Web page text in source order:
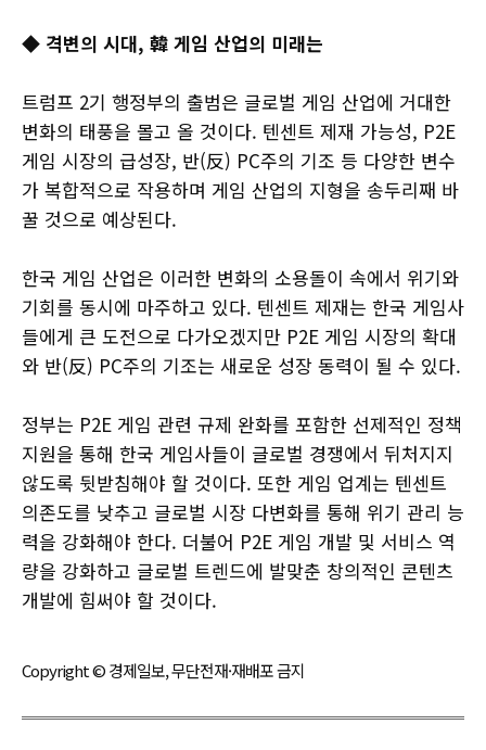
◆ 격변의 시대, 韓 게임 산업의 미래는
트럼프 2기 행정부의 출범은 글로벌 게임 산업에 거대한
변화의 태풍을 몰고 올 것이다. 텐센트 제재 가능성, P2E
게임 시장의 급성장, 반(反) PC주의 기조 등 다양한 변수
가 복합적으로 작용하며 게임 산업의 지형을 송두리째 바
꿀 것으로 예상된다.
한국 게임 산업은 이러한 변화의 소용돌이 속에서 위기와
기회를 동시에 마주하고 있다. 텐센트 제재는 한국 게임사
들에게 큰 도전으로 다가오겠지만 P2E 게임 시장의 확대
와 반(反) PC주의 기조는 새로운 성장 동력이 될 수 있다.
정부는 P2E 게임 관련 규제 완화를 포함한 선제적인 정책
지원을 통해 한국 게임사들이 글로벌 경쟁에서 뒤처지지
않도록 뒷받침해야 할 것이다. 또한 게임 업계는 텐센트
의존도를 낮추고 글로벌 시장 다변화를 통해 위기 관리 능
력을 강화해야 한다. 더불어 P2E 게임 개발 및 서비스 역
량을 강화하고 글로벌 트렌드에 발맞춘 창의적인 콘텐츠
개발에 힘써야 할 것이다.
Copyright © 경제일보, 무단전재·재배포 금지